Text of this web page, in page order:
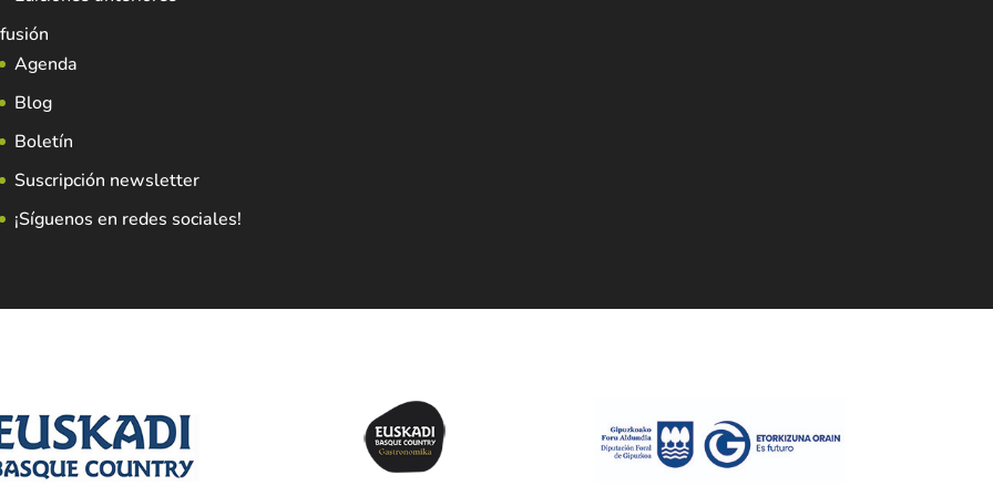
Agenda
Blog
Boletín
Suscripción newsletter
¡Síguenos en redes sociales!